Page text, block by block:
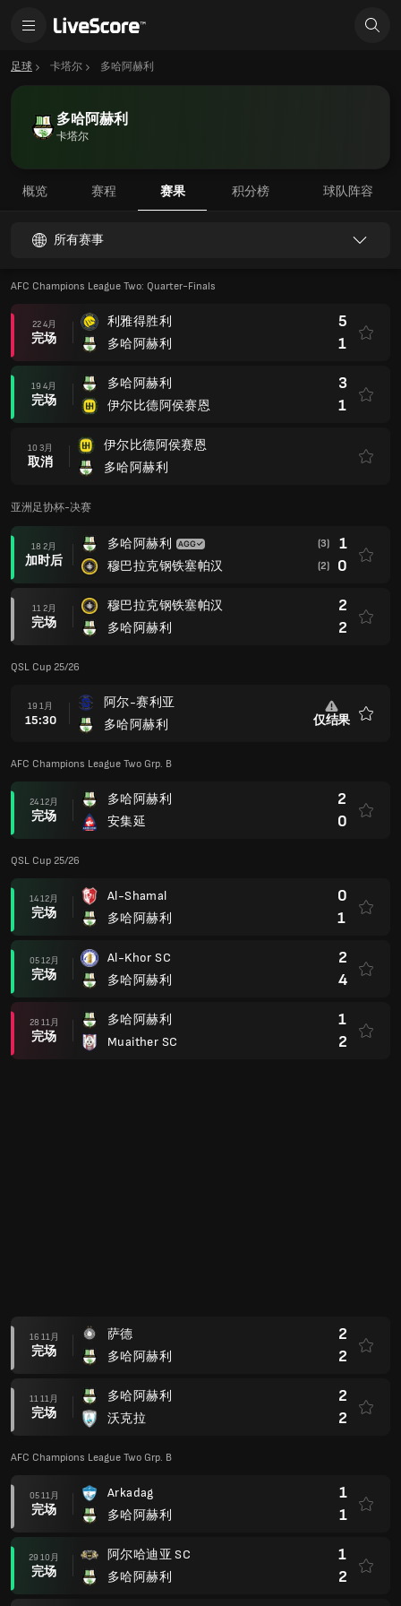
足球 卡塔尔 多哈阿赫利
多哈阿赫利
卡塔尔
概览 赛程 赛果 积分榜 球队阵容
所有赛事
AFC Champions League Two: Quarter-Finals
22 4月
完场
利雅得胜利
多哈阿赫利
5
1
19 4月
完场
多哈阿赫利
伊尔比德阿侯赛恩
3
1
10 3月
取消
伊尔比德阿侯赛恩
多哈阿赫利
亚洲足协杯-决赛
18 2月
加时后
多哈阿赫利
穆巴拉克钢铁塞帕汉
(3) 1
(2) 0
11 2月
完场
穆巴拉克钢铁塞帕汉
多哈阿赫利
2
2
QSL Cup 25/26
19 1月
15:30
阿尔-赛利亚
多哈阿赫利
仅结果
AFC Champions League Two Grp. B
24 12月
完场
多哈阿赫利
安集延
2
0
QSL Cup 25/26
14 12月
完场
Al-Shamal
多哈阿赫利
0
1
05 12月
完场
Al-Khor SC
多哈阿赫利
2
4
28 11月
完场
多哈阿赫利
Muaither SC
1
2
16 11月
完场
萨德
多哈阿赫利
2
2
11 11月
完场
多哈阿赫利
沃克拉
2
2
AFC Champions League Two Grp. B
05 11月
完场
Arkadag
多哈阿赫利
1
1
29 10月
完场
阿尔哈迪亚 SC
多哈阿赫利
1
2